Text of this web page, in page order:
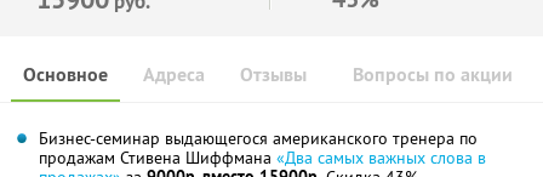
Основное Отзывы Вопросы по акции
Адреса
Бизнес-семинар выдающегося американского тренера по
продажам Стивена Шиффмана «Два самых важных слова в